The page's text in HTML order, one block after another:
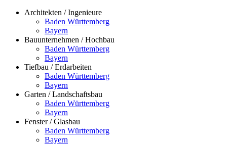
Architekten / Ingenieure
Baden Württemberg
Bayern
Bauunternehmen / Hochbau
Baden Württemberg
Bayern
Tiefbau / Erdarbeiten
Baden Württemberg
Bayern
Garten / Landschaftsbau
Baden Württemberg
Bayern
Fenster / Glasbau
Baden Württemberg
Bayern